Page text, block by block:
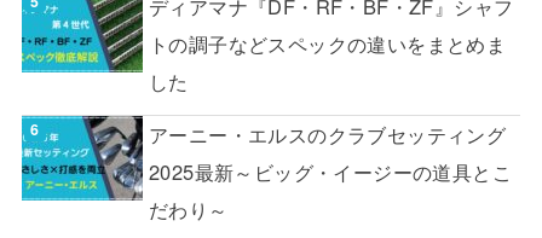
ディアマナ『DF・RF・BF・ZF』シャフ
トの調子などスペックの違いをまとめま
した
アーニー・エルスのクラブセッティング
2025最新～ビッグ・イージーの道具とこ
だわり～